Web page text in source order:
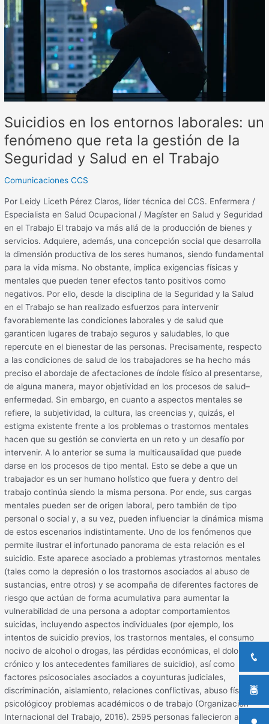
Suicidios en los entornos laborales: un
fenómeno que reta la gestión de la
Seguridad y Salud en el Trabajo
Comunicaciones CCS
Por Leidy Liceth Pérez Claros, líder técnica del CCS. Enfermera /
Especialista en Salud Ocupacional / Magíster en Salud y Seguridad
en el Trabajo El trabajo va más allá de la producción de bienes y
servicios. Adquiere, además, una concepción social que desarrolla
la dimensión productiva de los seres humanos, siendo fundamental
para la vida misma. No obstante, implica exigencias físicas y
mentales que pueden tener efectos tanto positivos como
negativos. Por ello, desde la disciplina de la Seguridad y la Salud
en el Trabajo se han realizado esfuerzos para intervenir
favorablemente las condiciones laborales y de salud que
garanticen lugares de trabajo seguros y saludables, lo que
repercute en el bienestar de las personas. Precisamente, respecto
a las condiciones de salud de los trabajadores se ha hecho más
preciso el abordaje de afectaciones de índole físico al presentarse,
de alguna manera, mayor objetividad en los procesos de salud–
enfermedad. Sin embargo, en cuanto a aspectos mentales se
refiere, la subjetividad, la cultura, las creencias y, quizás, el
estigma existente frente a los problemas o trastornos mentales
hacen que su gestión se convierta en un reto y un desafío por
intervenir. A lo anterior se suma la multicausalidad que puede
darse en los procesos de tipo mental. Esto se debe a que un
trabajador es un ser humano holístico que fuera y dentro del
trabajo continúa siendo la misma persona. Por ende, sus cargas
mentales pueden ser de origen laboral, pero también de tipo
personal o social y, a su vez, pueden influenciar la dinámica misma
de estos escenarios indistintamente. Uno de los fenómenos que
permite ilustrar el infortunado panorama de esta relación es el
suicidio. Este aparece asociado a problemas ytrastornos mentales
(tales como la depresión o los trastornos asociados al abuso de
sustancias, entre otros) y se acompaña de diferentes factores de
riesgo que actúan de forma acumulativa para aumentar la
vulnerabilidad de una persona a adoptar comportamientos
suicidas, incluyendo aspectos individuales (por ejemplo, los
intentos de suicidio previos, los trastornos mentales, el consumo
nocivo de alcohol o drogas, las pérdidas económicas, el dolor
crónico y los antecedentes familiares de suicidio), así como
factores psicosociales asociados a coyunturas judiciales,
discriminación, aislamiento, relaciones conflictivas, abuso físico o
psicológicoy problemas académicos o de trabajo (Organización
Internacional del Trabajo, 2016). 2595 personas fallecieron a
entornos
laborales:
fenómeno
que
reta
la
gestión
de
la
Seguridad
y
Salud
en